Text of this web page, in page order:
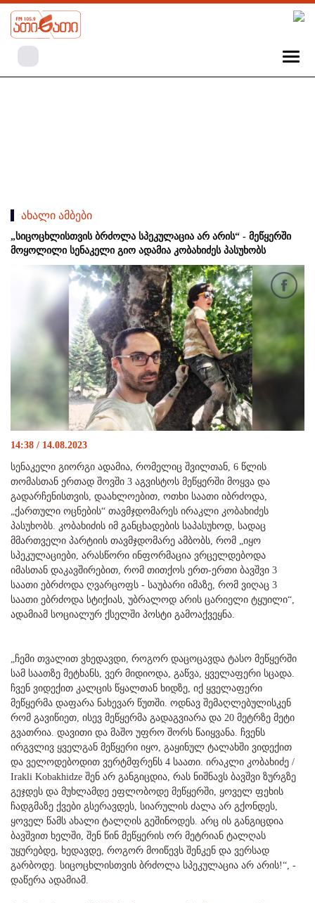
ახალი ამბები
„სიცოცხლისთვის ბრძოლა სპეკულაცია არ არის“ - მეწყერში
მოყოლილი სენაკელი გიო ადამია კობახიძეს პასუხობს
14:38 / 14.08.2023
სენაკელი გიორგი ადამია, რომელიც შვილთან, 6 წლის
თომასთან ერთად შოვში 3 აგვისტოს მეწყერში მოყვა და
გადარჩენისთვის, დაახლოებით, ოთხი საათი იბრძოდა,
„ქართული ოცნების“ თავმჯდომარეს ირაკლი კობახიძეს
პასუხობს. კობახიძის იმ განცხადების საპასუხოდ, სადაც
მმართველი პარტიის თავმჯდომარე ამბობს, რომ „იყო
სპეკულაციები, არასწორი ინფორმაცია ვრცელდებოდა
იმასთან დაკავშირებით, რომ თითქოს ერთ-ერთი ბავშვი 3
საათი ებრძოდა ღვარცოფს - საუბარი იმაზე, რომ ვიღაც 3
საათი ებრძოდა სტიქიას, უბრალოდ არის ცარიელი ტყუილი“,
ადამიამ სოციალურ ქსელში პოსტი გამოაქვეყნა.
„ჩემი თვალით ვხედავდი, როგორ დაცოცავდა ტასო მეწყერში
სამ საათზე მეტხანს, ვერ მიდიოდა, გაწვა, ყველაფერი სცადა.
ჩვენ ვიდექით კალცის წყალთან ხიდზე, იქ ყველაფერი
მეწყერმა დაფარა ნახევარ წუთში. ოდნავ შემაღლებულისკენ
რომ გავიწიეთ, ისევ მეწყერმა გადაგვიარა და 20 მეტრზე მეტი
გვათრია. დავითი და მაშო უფრო შორს წაიყვანა. ჩვენს
ირგვლივ ყველგან მეწყერი იყო, გაყინულ ტალახში ვიდექით
და ველოდებოდით ვერტმფრენს 4 საათი. ირაკლი კობახიძე /
Irakli Kobakhidze შენ არ განგიცდია, რას ნიშნავს ბავშვი ზურგზე
გეჯდეს და მუხლამდე ეფლობოდე მეწყერში, ყოველ ფეხის
ჩადგმაზე ქვები გსერავდეს, სიარულის ძალა არ გქონდეს,
ყოველ წამს ახალი ტალღის გეშინოდეს. არც ის განგიცდია
ბავშვით ხელში, შენ წინ მეწყერის ორ მეტრიან ტალღას
უყურებდე, ხედავდე, როგორ მოიწევს შენკენ და ვერსად
გარბოდე. სიცოცხლისთვის ბრძოლა სპეკულაცია არ არის!“, -
დაწერა ადამიამ.